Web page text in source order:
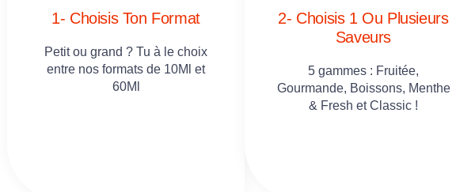
1- Choisis Ton Format
Petit ou grand ? Tu à le choix
entre nos formats de 10Ml et
60Ml
2- Choisis 1 Ou Plusieurs
Saveurs
5 gammes : Fruitée,
Gourmande, Boissons, Menthe
& Fresh et Classic !